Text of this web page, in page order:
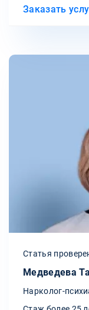
Заказать
Статья
Медведева
Нарколог-